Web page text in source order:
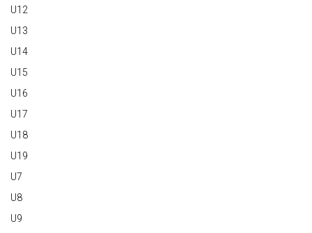
U12
U13
U14
U15
U16
U17
U18
U19
U7
U8
U9